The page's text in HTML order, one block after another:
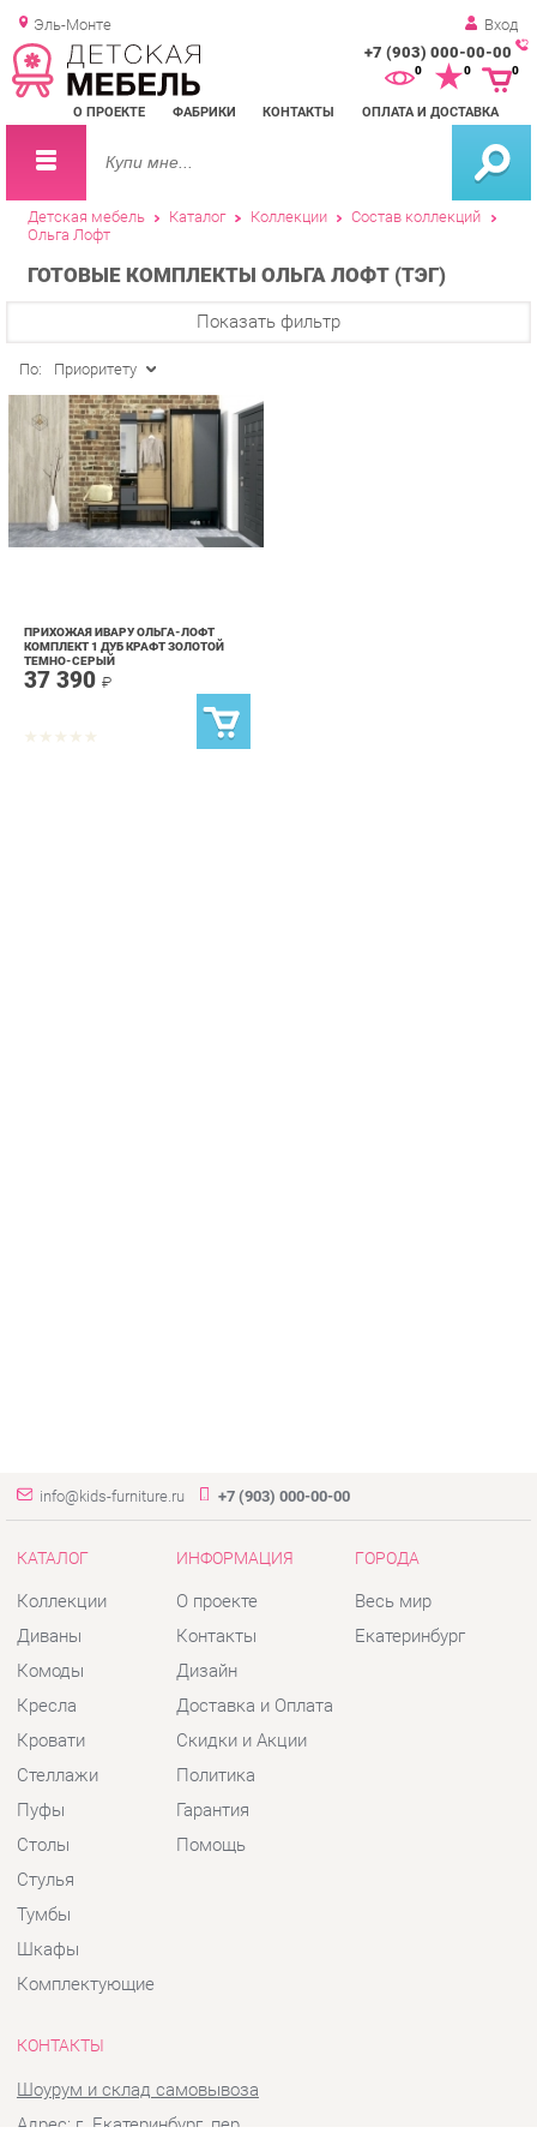
Эль-Монте Вход
+7 (903) 000-00-00
О ПРОЕКТЕ ФАБРИКИ КОНТАКТЫ ОПЛАТА И ДОСТАВКА
0 0
Детская мебель Каталог Коллекции Состав коллекций
Ольга Лофт
ГОТОВЫЕ КОМПЛЕКТЫ ОЛЬГА ЛОФТ (ТЭГ)
ТЕМНО-СЕРЫЙ
37 390₽
КАТАЛОГ
Диваны
Комоды
Кресла
Кровати
Стеллажи
Пуфы
Столы
Стулья
Тумбы
Шкафы
Комплектующие
ИНФОРМАЦИЯ
Контакты
Дизайн
Доставка и Оплата
Скидки и Акции
Политика
Гарантия
Помощь
ГОРОДА
Екатеринбург
КОНТАКТЫ
Адрес: г. Екатеринбург, пер.
Телефон: +7 (903) 000-00-00